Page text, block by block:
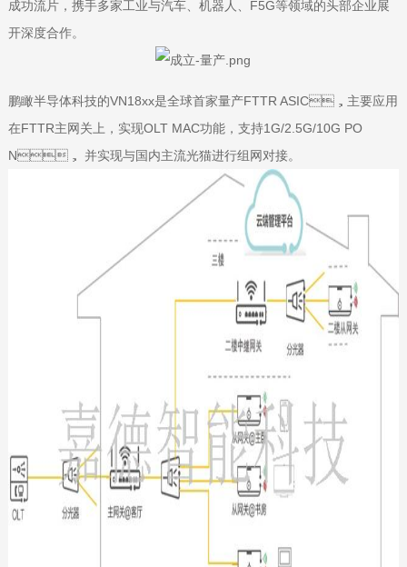
成功流片，携手多家工业与汽车、机器人、F5G等领域的头部企业展
开深度合作。
鹏瞰半导体科技的VN18xx是全球首家量产FTTR ASIC，主要应用
在FTTR主网关上，实现OLT MAC功能，支持1G/2.5G/10G PO
N， 并实现与国内主流光猫进行组网对接。